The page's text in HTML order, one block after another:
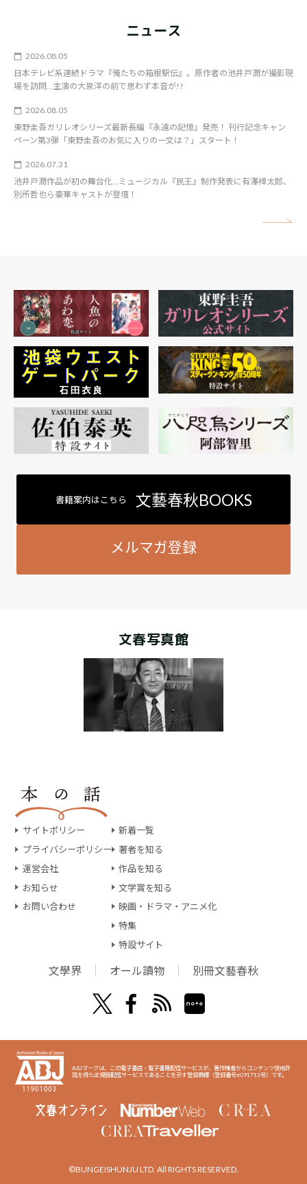
ニュース
2026.08.05
日本テレビ系連続ドラマ『俺たちの箱根駅伝』。原作者の池井戸潤が撮影現
場を訪問…主演の大泉洋の前で思わず本音が!?
2026.08.05
東野圭吾ガリレオシリーズ最新長編『永遠の記憶』発売！ 刊行記念キャン
ペーン第3弾「東野圭吾のお気に入りの一文は？」スタート！
2026.07.31
池井戸潤作品が初の舞台化…ミュージカル『民王』制作発表に有澤樟太郎、
別所哲也ら豪華キャストが登壇！
書籍案内はこちら 文藝春秋BOOKS
メルマガ登録
文春写真館
サイトポリシー
プライバシーポリシー
運営会社
お知らせ
お問い合わせ
新着一覧
著者を知る
作品を知る
文学賞を知る
映画・ドラマ・アニメ化
特集
特設サイト
文學界 オール讀物 別冊文藝春秋
ABJマークは、この電子書店・電子書籍配信サービスが、著作権者からコンテンツ使用許
諾を得た正規版配信サービスであることを示す登録商標（登録番号6091713号）です。
©BUNGEISHUNJU LTD. All RIGHTS RESERVED.